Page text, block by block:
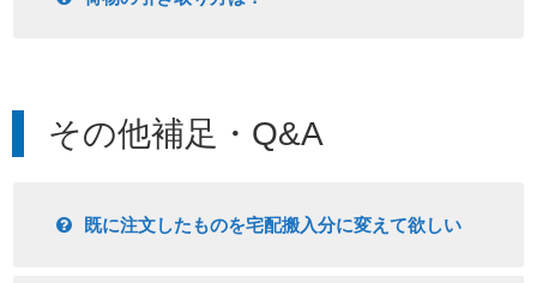
その他補足・Q&A
既に注文したものを宅配搬入分に変えて欲しい